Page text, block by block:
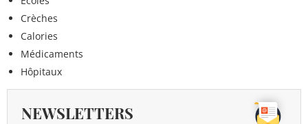
Crèches
Calories
Médicaments
Hôpitaux
NEWSLETTERS